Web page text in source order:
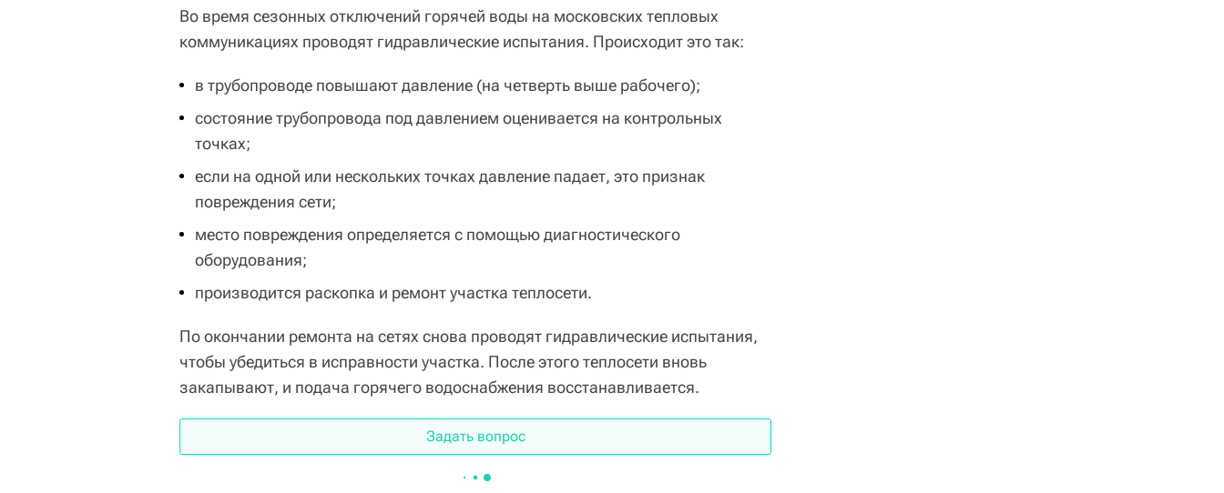
Во время сезонных отключений горячей воды на московских тепловых
коммуникациях проводят гидравлические испытания. Происходит это так:
в трубопроводе повышают давление (на четверть выше рабочего);
состояние трубопровода под давлением оценивается на контрольных
точках;
если на одной или нескольких точках давление падает, это признак
повреждения сети;
место повреждения определяется с помощью диагностического
оборудования;
производится раскопка и ремонт участка теплосети.
По окончании ремонта на сетях снова проводят гидравлические испытания,
чтобы убедиться в исправности участка. После этого теплосети вновь
закапывают, и подача горячего водоснабжения восстанавливается.
Задать вопрос